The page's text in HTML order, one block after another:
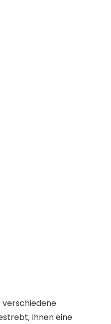
verschiedene
Ihnen eine